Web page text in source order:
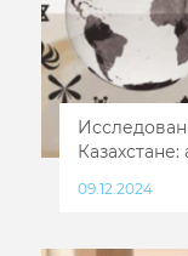
Казахстане:
09.12.2024